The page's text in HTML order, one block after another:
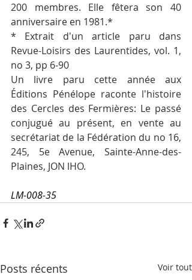
200 membres. Elle fêtera son 40
anniversaire en 1981.*
* Extrait d'un article paru dans
Revue-Loisirs des Laurentides, vol. 1,
no 3, pp 6-90
Un livre paru cette année aux
Éditions Pénélope raconte l'histoire
des Cercles des Fermières: Le passé
conjugué au présent, en vente au
secrétariat de la Fédération du no 16,
245, 5e Avenue, Sainte-Anne-des-
Plaines, JON lHO.
LM-008-35
Posts récents Voir tout